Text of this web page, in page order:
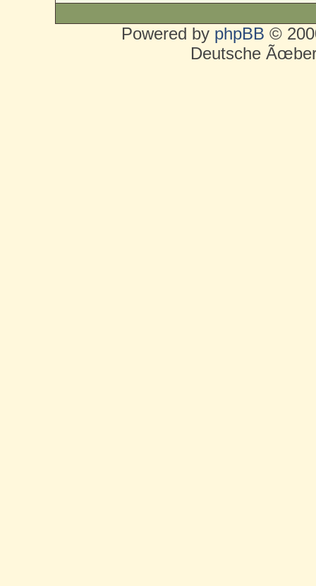
Powered by phpBB ©
Deutsche